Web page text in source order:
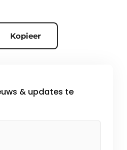
Kopieer
& updates te